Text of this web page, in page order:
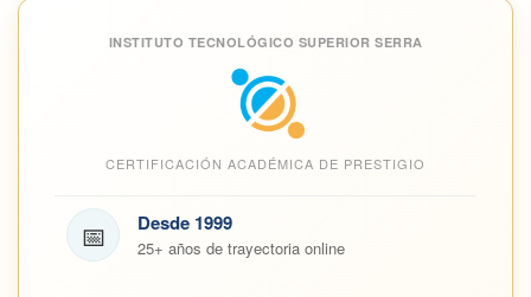
INSTITUTO TECNOLÓGICO SUPERIOR SERRA
CERTIFICACIÓN ACADÉMICA DE PRESTIGIO
📅 Desde 1999
25+ años de trayectoria online